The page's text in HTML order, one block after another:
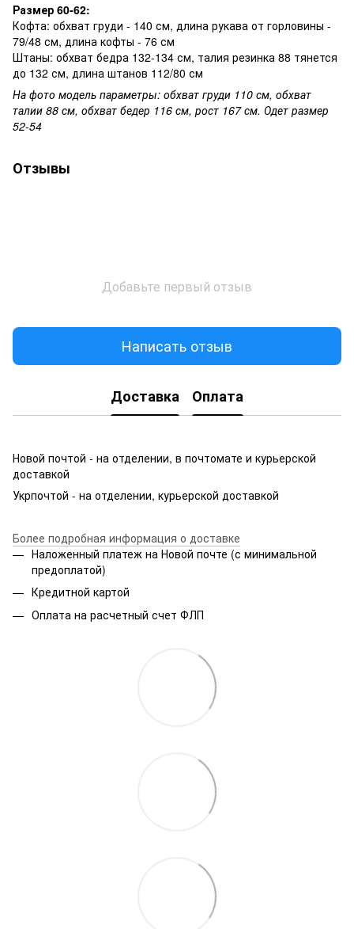
Размер 60-62:
Кофта: обхват груди - 140 см, длина рукава от горловины -
79/48 см, длина кофты - 76 см
Штаны: обхват бедра 132-134 см, талия резинка 88 тянется
до 132 см, длина штанов 112/80 см
На фото модель параметры: обхват груди 110 см, обхват
талии 88 см, обхват бедер 116 см, рост 167 см. Одет размер
52-54
Отзывы
Добавьте первый отзыв
Написать отзыв
Доставка Оплата
Новой почтой - на отделении, в почтомате и курьерской
доставкой
Укрпочтой - на отделении, курьерской доставкой
Более подробная информация о доставке
Наложенный платеж на Новой почте (с минимальной
предоплатой)
Кредитной картой
Оплата на расчетный счет ФЛП